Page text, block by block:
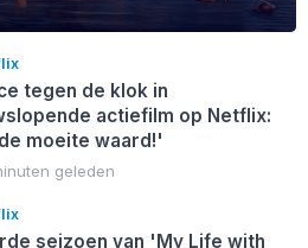
tegen de klok in
actiefilm op Netflix:
moeite waard!'
geleden
seizoen van 'My Life with